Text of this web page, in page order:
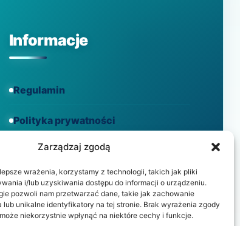
Zarządzaj zgodą
wrażenia, korzystamy z technologii, takich jak pliki
i/lub uzyskiwania dostępu do informacji o urządzeniu.
pozwoli nam przetwarzać dane, takie jak zachowanie
lub unikalne identyfikatory na tej stronie. Brak wyrażenia zgody
niekorzystnie wpłynąć na niektóre cechy i funkcje.
Informacje
Regulamin
Polityka prywatności
Polityka cookies